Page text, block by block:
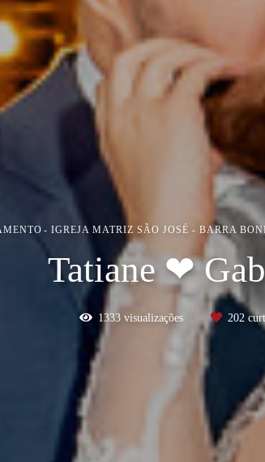
IGREJA MATRIZ SÃO JOSÉ - BARRA
Tatiane ❤
1333 visualizações 202